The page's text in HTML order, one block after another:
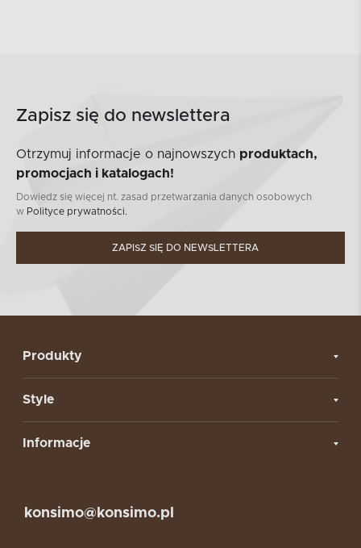
Zapisz się do newslettera
Otrzymuj informacje o najnowszych produktach,
promocjach i katalogach!
Dowiedz się więcej nt. zasad przetwarzania danych osobowych
w Polityce prywatności.
ZAPISZ SIĘ DO NEWSLETTERA
Produkty
Style
Informacje
konsimo@konsimo.pl